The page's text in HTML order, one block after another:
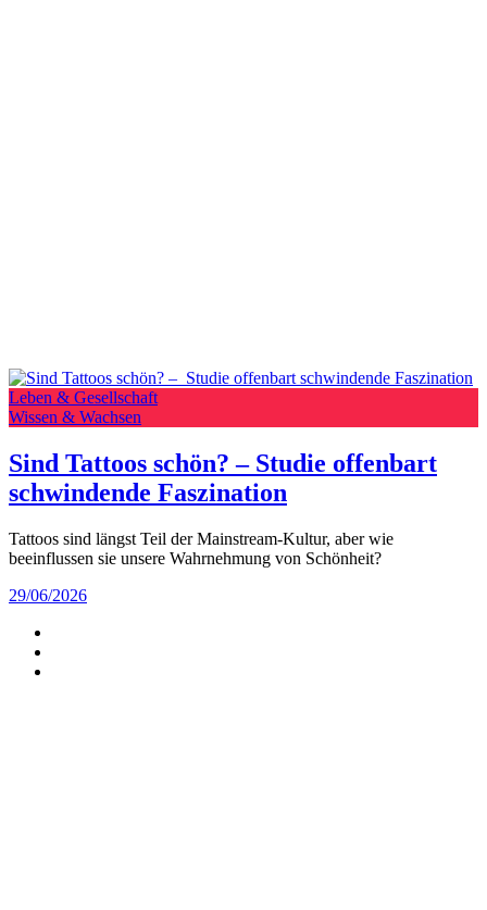
Leben & Gesellschaft
Wissen & Wachsen
Sind Tattoos schön? – Studie offenbart
schwindende Faszination
Tattoos sind längst Teil der Mainstream-Kultur, aber wie
beeinflussen sie unsere Wahrnehmung von Schönheit?
29/06/2026